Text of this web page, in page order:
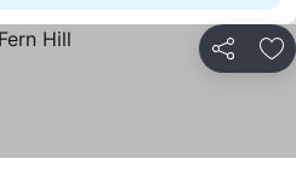
Partager